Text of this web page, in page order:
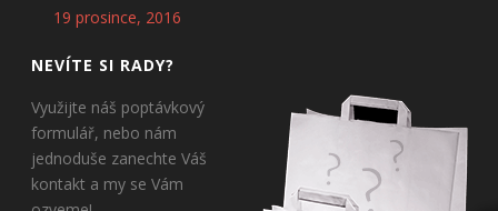
19 prosince, 2016
NEVÍTE SI RADY?
Využijte náš poptávkový
formulář, nebo nám
jednoduše zanechte Váš
kontakt a my se Vám